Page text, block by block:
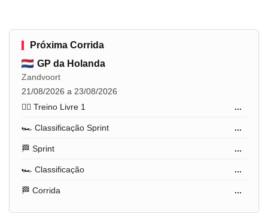
Próxima Corrida
GP da Holanda
Zandvoort
21/08/2026 a 23/08/2026
🏋️‍♂️ Treino Livre 1
...
🏎️ Classificação Sprint ...
🏁 Sprint ...
🏎️ Classificação ...
🏁 Corrida ...